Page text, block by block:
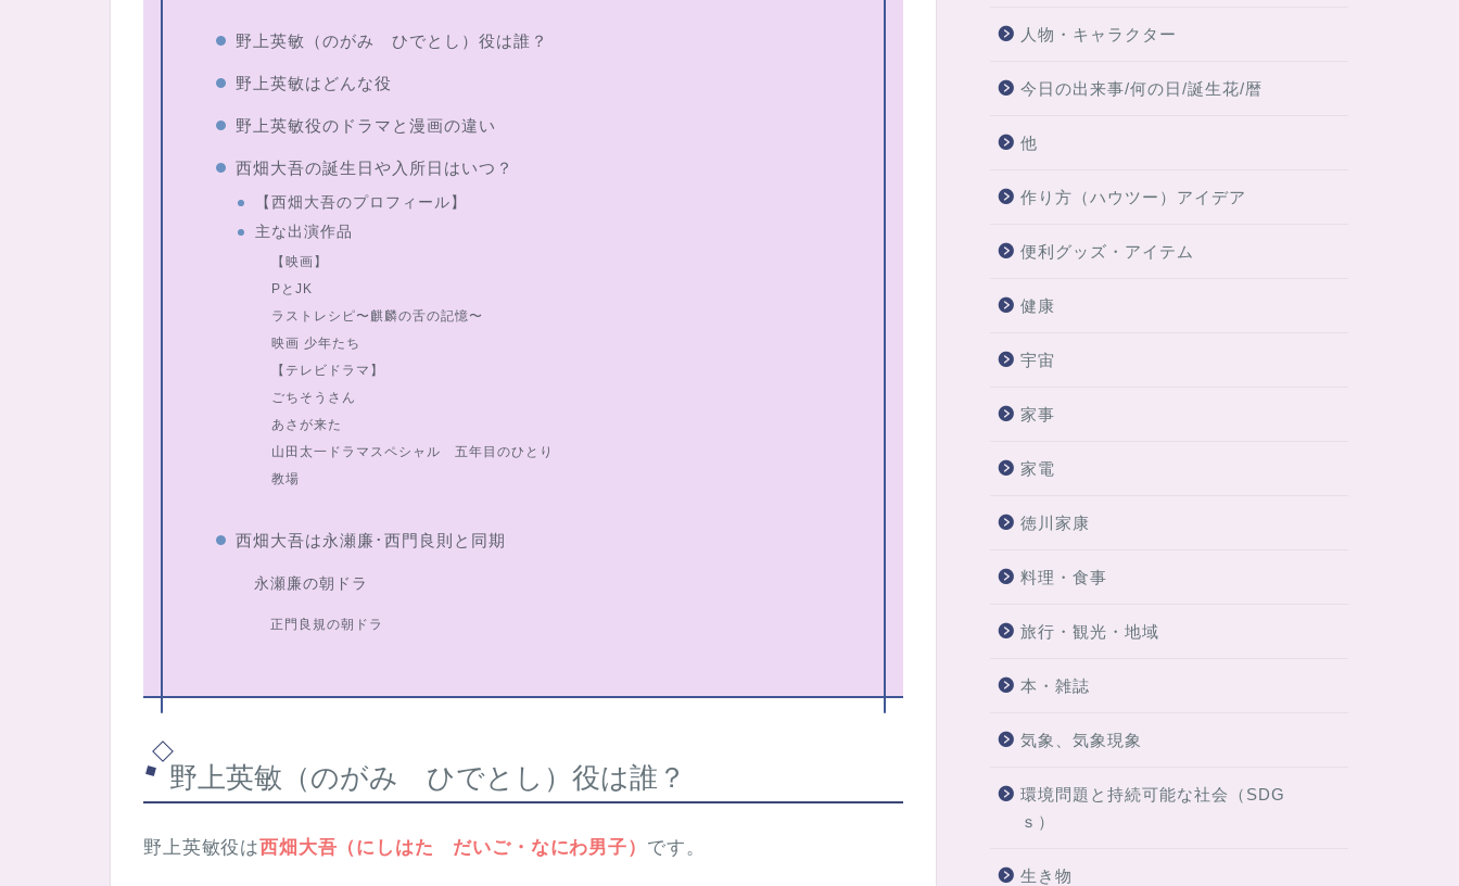
野上英敏（のがみ ひでとし）役は誰？
野上英敏はどんな役
野上英敏役のドラマと漫画の違い
西畑大吾の誕生日や入所日はいつ？
【西畑大吾のプロフィール】
主な出演作品
【映画】
PとJK
ラストレシピ〜麒麟の舌の記憶〜
映画 少年たち
【テレビドラマ】
ごちそうさん
あさが来た
山田太一ドラマスペシャル 五年目のひとり
教場
西畑大吾は永瀬廉･西門良則と同期
永瀬廉の朝ドラ
正門良規の朝ドラ
野上英敏（のがみ ひでとし）役は誰？
野上英敏役は西畑大吾（にしはた だいご・なにわ男子） です。
人物・キャラクター
今日の出来事/何の日/誕生花/暦
他
作り方（ハウツー）アイデア
便利グッズ・アイテム
健康
宇宙
家事
家電
徳川家康
料理・食事
旅行・観光・地域
本・雑誌
気象、気象現象
環境問題と持続可能な社会（SDG
ｓ）
生き物